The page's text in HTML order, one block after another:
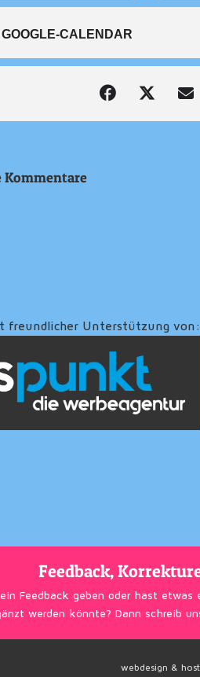
CALENDAR
Kommentare
freundlicher Unterstützung von:
Feedback,
Feedback geben oder hast
werden könnte? Dann schreib
webdesign &